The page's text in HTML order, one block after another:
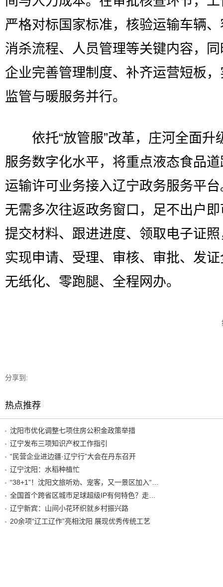
严格对标国家标准，核验运输车辆
消杀流程、人员管理等关键内容，
企业完善管理制度、补齐运营短板
监管与暖服务并行。
依托“放管服”改革，庄河全面升
服务数字化水平，将重点液态食品
运输许可业务接入辽宁政务服务平
无需多次往返政务窗口，足不出户
提交材料、跟进进度、领取电子证
实现申请、受理、审核、审批、发
无纸化、零跑腿、全程网办。
分享到:
热点推荐
沈阳市优化调整七项住房公积金政策举措
辽宁发布三项知识产权工作指引
“民营企业进边疆·辽宁行”大会在丹东召开
辽宁沈阳：水稻种植忙
辽宁新宾：山间小花环织就乡村振兴路
20余项“辽工辽作”亮相沈阳 展现优秀传统工艺